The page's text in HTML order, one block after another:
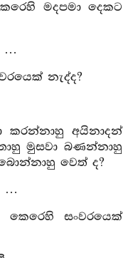
මදපමා දෙකට
…
නැද්ද?
කරන්නාහු අයිනාදන්
මුසවා බණන්නාහු
වෙත් ද?
…
සංවරයෙක්